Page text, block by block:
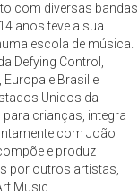
com diversas bandas
anos teve a sua
escola de música.
Defying Control,
e Brasil e
Unidos da
crianças, integra
com João
e produz
por outros artistas,
Music.